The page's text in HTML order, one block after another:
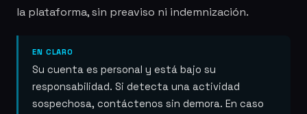
la plataforma, sin preaviso ni indemnización.
EN CLARO
Su cuenta es personal y está bajo su
responsabilidad. Si detecta una actividad
sospechosa, contáctenos sin demora. En caso